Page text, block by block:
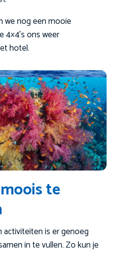
we nog een mooie
4×4’s ons weer
hotel.
te
activiteiten is er genoeg
in te vullen. Zo kun je